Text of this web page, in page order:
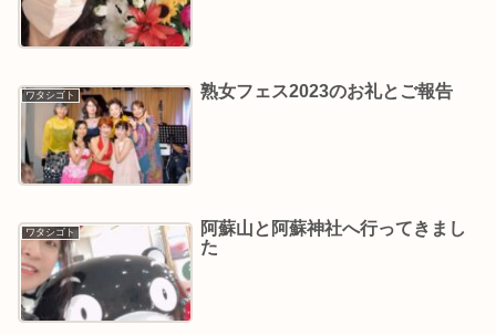
ワタシゴト 熟女フェス2023のお礼とご報告
ワタシゴト
阿蘇山と阿蘇神社へ行ってきまし
た